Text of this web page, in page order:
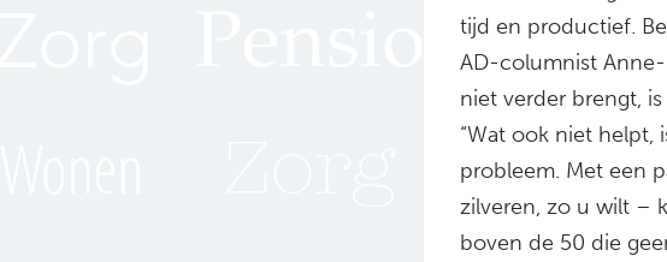
tijd en productief.
AD-columnist
niet verder brengt,
“Wat ook niet helpt,
probleem. Met een
zilveren, zo u wilt –
boven de 50 die